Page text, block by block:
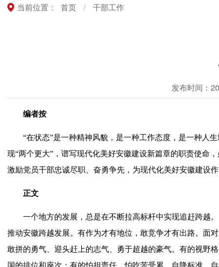
当前位置： 首页 / 干部工作
发布时间：
编者按
“在状态”是一种精神风貌，是一种工作态度，是一种人
现“两个更大”，谱写现代化美好安徽建设新篇章的职责使命
激励党员干部忠诚尽职、奋勇争先，为现代化美好安徽建设
正文
一个地方的发展，总是在不断拉高标杆中实现追赶跨越
推动安徽跨越发展。有作为才有地位，敢竞争才有出路。面
敢拼的勇气、迎头赶上的志气、勇于超越的豪气。有的视野
国的排位和座次；有的怕担责任、怕吃苦受累，自降标准、